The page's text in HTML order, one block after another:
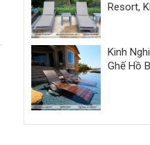
Resort,
Kinh
Ghế Hồ